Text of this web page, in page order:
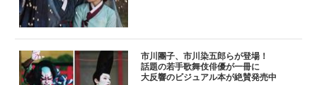
市川團子、市川染五郎らが登場！
話題の若手歌舞伎俳優が一冊に
大反響のビジュアル本が絶賛発売中